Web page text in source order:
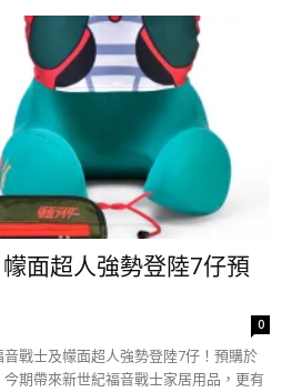
面超人強勢登陸7仔預
0
戰士及幪面超人強勢登陸7仔！預購於
期帶來新世紀福音戰士家居用品，更有